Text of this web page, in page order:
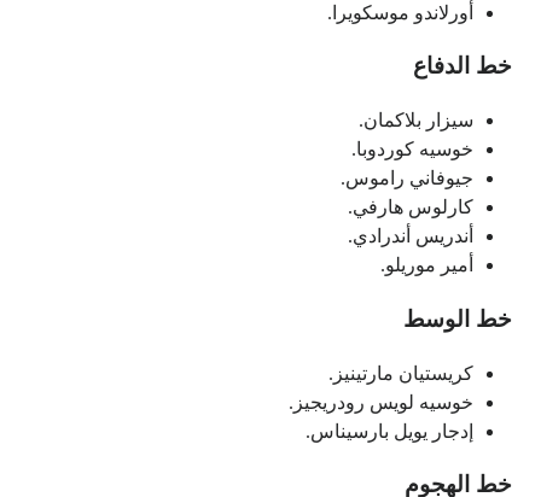
أورلاندو موسكويرا.
خط الدفاع
سيزار بلاكمان.
خوسيه كوردوبا.
جيوفاني راموس.
كارلوس هارفي.
أندريس أندرادي.
أمير موريلو.
خط الوسط
كريستيان مارتينيز.
خوسيه لويس رودريجيز.
إدجار يويل بارسيناس.
خط الهجوم